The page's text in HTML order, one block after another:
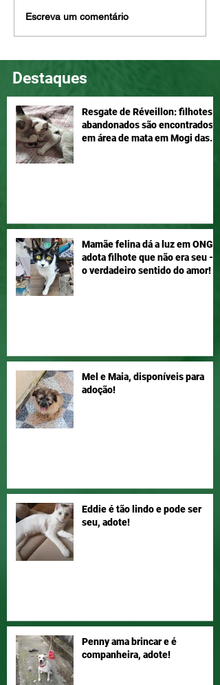
Mel e Maia, disponíveis
para adoção!
Escreva um comentário
Destaques
Resgate de Réveillon: filhotes
abandonados são encontrados
em área de mata em Mogi das
Mamãe felina dá a luz em ONG e
adota filhote que não era seu –
o verdadeiro sentido do amor!
Mel e Maia, disponíveis para
adoção!
Eddie é tão lindo e pode ser
seu, adote!
Penny ama brincar e é
companheira, adote!